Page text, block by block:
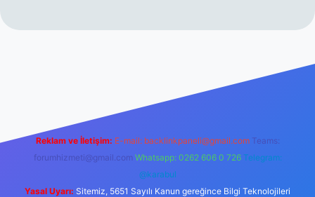
Reklam ve İletişim: E-mail: backlinkpaneli@gmail.com Teams:
forumhizmeti@gmail.com Whatsapp: 0262 606 0 726 Telegram:
@karabul
Yasal Uyarı: Sitemiz, 5651 Sayılı Kanun gereğince Bilgi Teknolojileri